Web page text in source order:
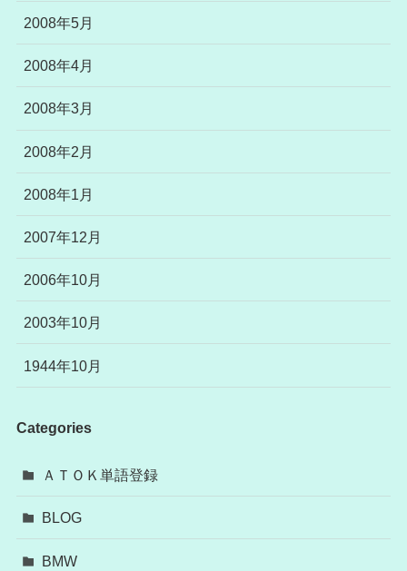
2008年5月
2008年4月
2008年3月
2008年2月
2008年1月
2007年12月
2006年10月
2003年10月
1944年10月
Categories
ＡＴＯＫ単語登録
BLOG
BMW